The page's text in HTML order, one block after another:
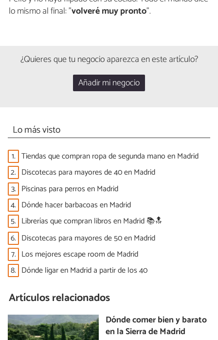
lo mismo al final: "volveré muy pronto".
¿Quieres que tu negocio aparezca en este artículo?
Añadir mi negocio
Lo más visto
1. Tiendas que compran ropa de segunda mano en Madrid
2. Discotecas para mayores de 40 en Madrid
3. Piscinas para perros en Madrid
4. Dónde hacer barbacoas en Madrid
5. Librerías que compran libros en Madrid 📚🔝
6. Discotecas para mayores de 50 en Madrid
7. Los mejores escape room de Madrid
8. Dónde ligar en Madrid a partir de los 40
Artículos relacionados
Dónde comer bien y barato
en la Sierra de Madrid